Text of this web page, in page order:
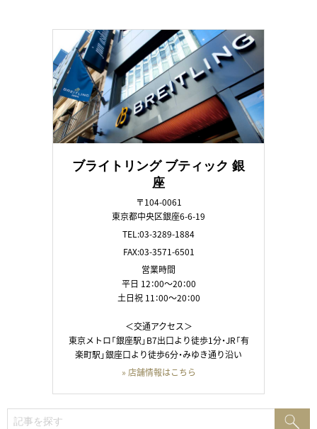
ブライトリング ブティック 銀
座
〒104-0061
東京都中央区銀座6-6-19
TEL:03-3289-1884
FAX:03-3571-6501
営業時間
平日 12：00～20：00
土日祝 11：00～20：00
＜交通アクセス＞
東京メトロ「銀座駅」B7出口より徒歩1分・JR「有
楽町駅」銀座口より徒歩6分・みゆき通り沿い
» 店舗情報はこちら
索: